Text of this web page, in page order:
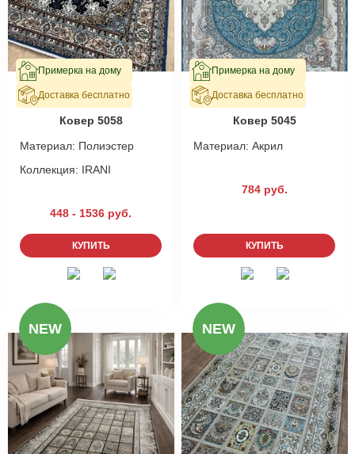
Примерка на дому
Доставка бесплатно
В наличии
Ковер 5058
Материал: Полиэстер
Коллекция: IRANI
448 - 1536 руб.
КУПИТЬ
Примерка на дому
Доставка бесплатно
В наличии
Ковер 5045
Материал: Акрил
784 руб.
КУПИТЬ
NEW NEW